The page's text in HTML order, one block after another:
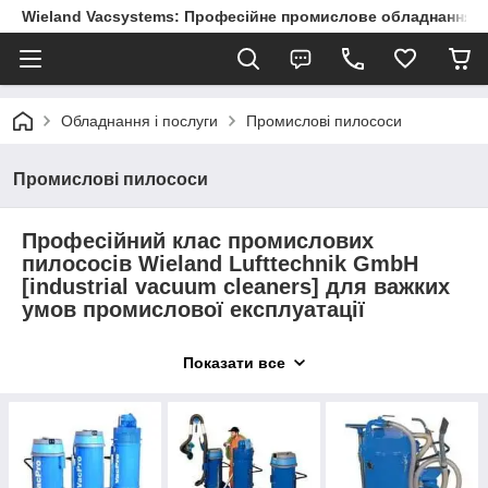
Wieland Vacsystems: Професійне промислове обладнання
Обладнання і послуги Промислові пилососи
Промислові пилососи
Професійний клас промислових
пилососів Wieland Lufttechnik GmbH
[industrial vacuum cleaners] для важких
умов промислової експлуатації
для прибирання промислових підприємств, мають високу
та великий вибір
аксесуарів
Налагоджена з роками конструкція вакуумних агрегатів має
тривалий життєвий цикл, що вимірюється десятиліттями.
Для небезпечних типів пилу та роботи з
Показати все